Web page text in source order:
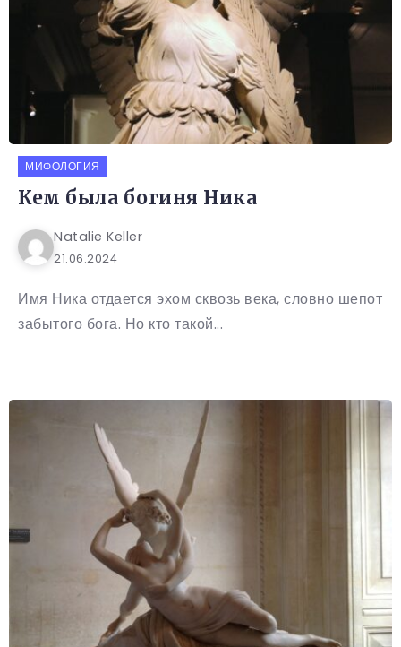
МИФОЛОГИЯ
Кем была богиня Ника
Natalie Keller
21.06.2024
Имя Ника отдается эхом сквозь века, словно шепот
забытого бога. Но кто такой...